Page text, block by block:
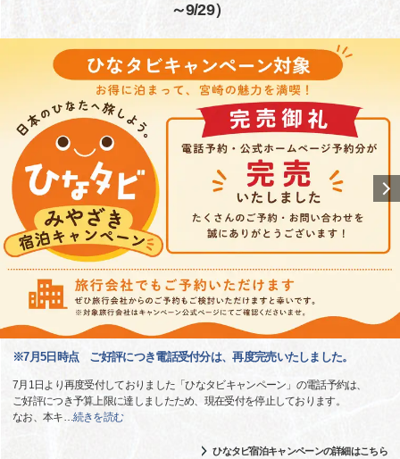
～9/29）
※7月5日時点 ご好評につき電話受付分は、再度完売いたしました。
7月1日より再度受付しておりました「ひなタビキャンペーン」の電話予約は、
ご好評につき予算上限に達しましたため、現在受付を停止しております。
なお、本キ…続きを読む
ひなタビ宿泊キャンペーンの詳細はこちら